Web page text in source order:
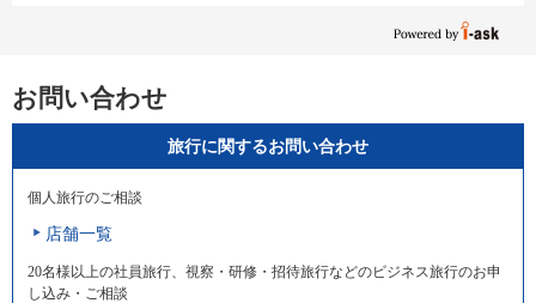
お問い合わせ
旅行に関するお問い合わせ
個人旅行のご相談
店舗一覧
20名様以上の社員旅行、視察・研修・招待旅行などのビジネス旅行のお申
し込み・ご相談